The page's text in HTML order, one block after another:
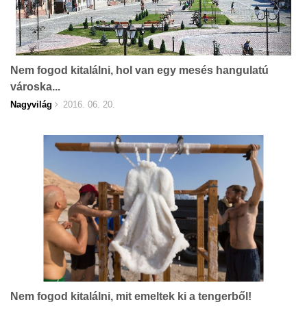
Nem fogod kitalálni, hol van egy mesés hangulatú
városka...
Nagyvilág 2016. 06. 20.
Nem fogod kitalálni, mit emeltek ki a tengerből!